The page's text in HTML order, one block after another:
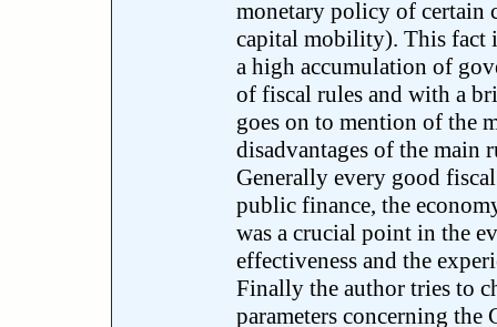
monetary policy of certain
capital mobility). This fact
a high accumulation of
of fiscal rules and with a
goes on to mention of the
disadvantages of the main
Generally every good
public finance, the
was a crucial point in the
effectiveness and the
Finally the author tries to
parameters concerning the